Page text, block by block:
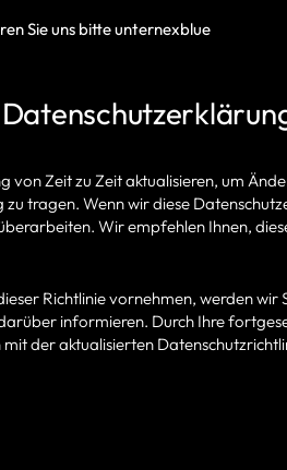
Sie uns bitte unternexblue
von Zeit zu Zeit aktualisieren, um
tragen. Wenn wir diese
Wir empfehlen Ihnen,
Richtlinie vornehmen, werden
informieren. Durch Ihre
der aktualisierten